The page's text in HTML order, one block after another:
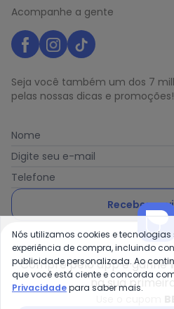
Acompanhe a gente
Seja você também um dos 7
pelas nossas dicas e promoções!
Nome
Digite seu e-mail
Telefone
Receber
Ao enviar o cadastro, você
de
Compre pelo app e ganhe
na sua
Nós utilizamos cookies e
experiência de compra, incluindo
publicidade personalizada. Ao
que você está ciente e concorda
Privacidadepara saber mais.